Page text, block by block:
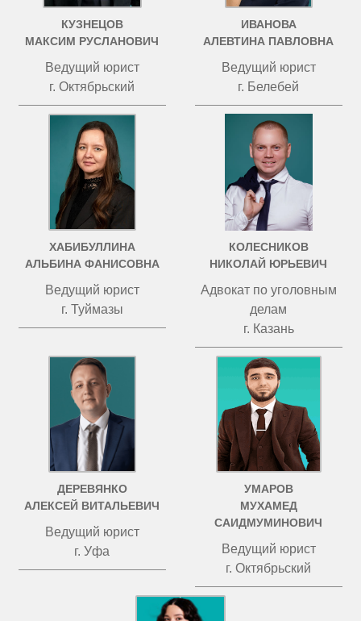
КУЗНЕЦОВ
МАКСИМ РУСЛАНОВИЧ
Ведущий юрист
г. Октябрьский
ИВАНОВА
АЛЕВТИНА ПАВЛОВНА
Ведущий юрист
г. Белебей
ХАБИБУЛЛИНА
АЛЬБИНА ФАНИСОВНА
Ведущий юрист
г. Туймазы
КОЛЕСНИКОВ
НИКОЛАЙ ЮРЬЕВИЧ
Адвокат по уголовным
делам
г. Казань
ДЕРЕВЯНКО
АЛЕКСЕЙ ВИТАЛЬЕВИЧ
Ведущий юрист
г. Уфа
УМАРОВ
МУХАМЕД
САИДМУМИНОВИЧ
Ведущий юрист
г. Октябрьский